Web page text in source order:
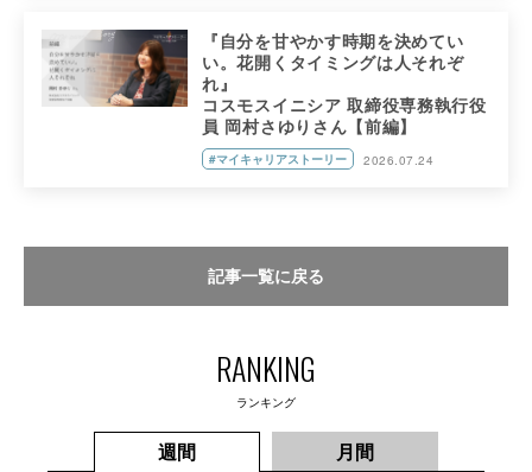
『自分を甘やかす時期を決めてい
い。花開くタイミングは人それぞ
れ』
コスモスイニシア 取締役専務執行役
員 岡村さゆりさん【前編】
#マイキャリアストーリー 2026.07.24
記事一覧に戻る
RANKING
ランキング
週間 月間